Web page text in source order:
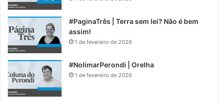
#PaginaTrês | Terra sem lei? Não é bem
assim!
1 de fevereiro de 2026
#NolimarPerondi | Orelha
1 de fevereiro de 2026